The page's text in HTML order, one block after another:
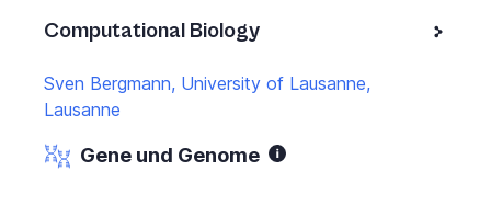
Computational Biology
Sven Bergmann, University of Lausanne,
Lausanne
Gene und Genome